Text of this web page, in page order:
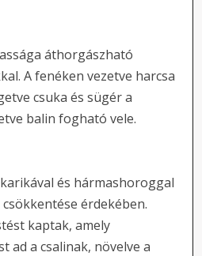
áthorgászható
A fenéken vezetve harcsa
csuka és sügér a
balin fogható vele.
és hármashoroggal
érdekében.
kaptak, amely
ad a csalinak, növelve a